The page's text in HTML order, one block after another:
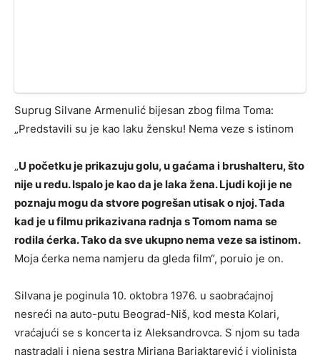
Suprug Silvane Armenulić bijesan zbog filma Toma:
„Predstavili su je kao laku žensku! Nema veze s istinom
„U početku je prikazuju golu, u gaćama i brushalteru, što
nije u redu. Ispalo je kao da je laka žena. Ljudi koji je ne
poznaju mogu da stvore pogrešan utisak o njoj. Tada
kad je u filmu prikazivana radnja s Tomom nama se
rodila ćerka. Tako da sve ukupno nema veze sa istinom.
Moja ćerka nema namjeru da gleda film“, poruio je on.
Silvana je poginula 10. oktobra 1976. u saobraćajnoj
nesreći na auto-putu Beograd-Niš, kod mesta Kolari,
vraćajući se s koncerta iz Aleksandrovca. S njom su tada
nastradali i njena sestra Mirjana Barjaktarević i violinista